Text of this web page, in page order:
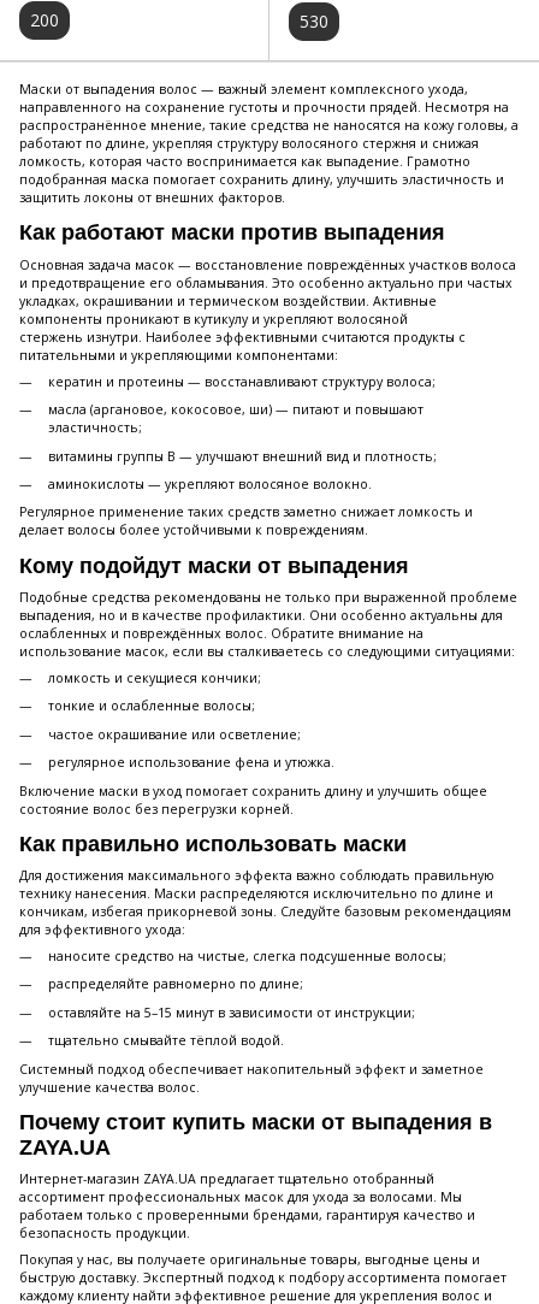
200 530
Маски от выпадения волос — важный элемент комплексного ухода,
направленного на сохранение густоты и прочности прядей. Несмотря на
распространённое мнение, такие средства не наносятся на кожу головы, а
работают по длине, укрепляя структуру волосяного стержня и снижая
ломкость, которая часто воспринимается как выпадение. Грамотно
подобранная маска помогает сохранить длину, улучшить эластичность и
защитить локоны от внешних факторов.
Как работают маски против выпадения
Основная задача масок — восстановление повреждённых участков волоса
и предотвращение его обламывания. Это особенно актуально при частых
укладках, окрашивании и термическом воздействии. Активные
компоненты проникают в кутикулу и укрепляют волосяной
стержень изнутри. Наиболее эффективными считаются продукты с
питательными и укрепляющими компонентами:
кератин и протеины — восстанавливают структуру волоса;
масла (аргановое, кокосовое, ши) — питают и повышают
эластичность;
витамины группы B — улучшают внешний вид и плотность;
аминокислоты — укрепляют волосяное волокно.
Регулярное применение таких средств заметно снижает ломкость и
делает волосы более устойчивыми к повреждениям.
Кому подойдут маски от выпадения
Подобные средства рекомендованы не только при выраженной проблеме
выпадения, но и в качестве профилактики. Они особенно актуальны для
ослабленных и повреждённых волос. Обратите внимание на
использование масок, если вы сталкиваетесь со следующими ситуациями:
ломкость и секущиеся кончики;
тонкие и ослабленные волосы;
частое окрашивание или осветление;
регулярное использование фена и утюжка.
Включение маски в уход помогает сохранить длину и улучшить общее
состояние волос без перегрузки корней.
Как правильно использовать маски
Для достижения максимального эффекта важно соблюдать правильную
технику нанесения. Маски распределяются исключительно по длине и
кончикам, избегая прикорневой зоны. Следуйте базовым рекомендациям
для эффективного ухода:
наносите средство на чистые, слегка подсушенные волосы;
распределяйте равномерно по длине;
оставляйте на 5–15 минут в зависимости от инструкции;
тщательно смывайте тёплой водой.
Системный подход обеспечивает накопительный эффект и заметное
улучшение качества волос.
Почему стоит купить маски от выпадения в
ZAYA.UA
Интернет-магазин ZAYA.UA предлагает тщательно отобранный
ассортимент профессиональных масок для ухода за волосами. Мы
работаем только с проверенными брендами, гарантируя качество и
безопасность продукции.
Покупая у нас, вы получаете оригинальные товары, выгодные цены и
быструю доставку. Экспертный подход к подбору ассортимента помогает
каждому клиенту найти эффективное решение для укрепления волос и